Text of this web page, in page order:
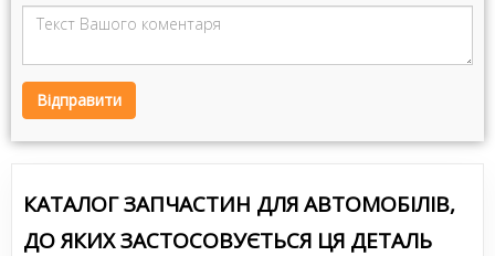
Відправити
КАТАЛОГ ЗАПЧАСТИН ДЛЯ АВТОМОБІЛІВ,
ДО ЯКИХ ЗАСТОСОВУЄТЬСЯ ЦЯ ДЕТАЛЬ